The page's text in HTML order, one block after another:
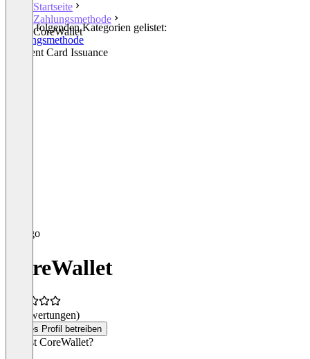
Startseite
Zahlungsmethode
CoreWallet
In den folgenden Kategorien gelistet:
Zahlungsmethode
Payment Card Issuance
CoreWallet
(0 Bewertungen)
Dieses Profil betreiben
Was ist CoreWallet?